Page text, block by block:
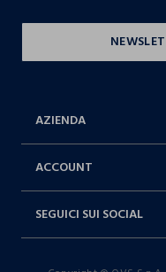
AZIENDA
Dichiarazione
ACCOUNT
SEGUICI SUI SOCIAL